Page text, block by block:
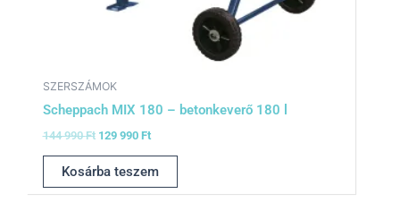
SZERSZÁMOK
Scheppach MIX 180 – betonkeverő 180 l
144 990Ft 129 990 Ft
Kosárba teszem